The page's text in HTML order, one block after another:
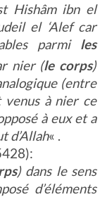
Hishâm ibn el
el ‘Alef car
parmi les
nier (le corps)
(entre
à nier ce
à eux et a
d’Allah« .
) dans le sens
d’éléments